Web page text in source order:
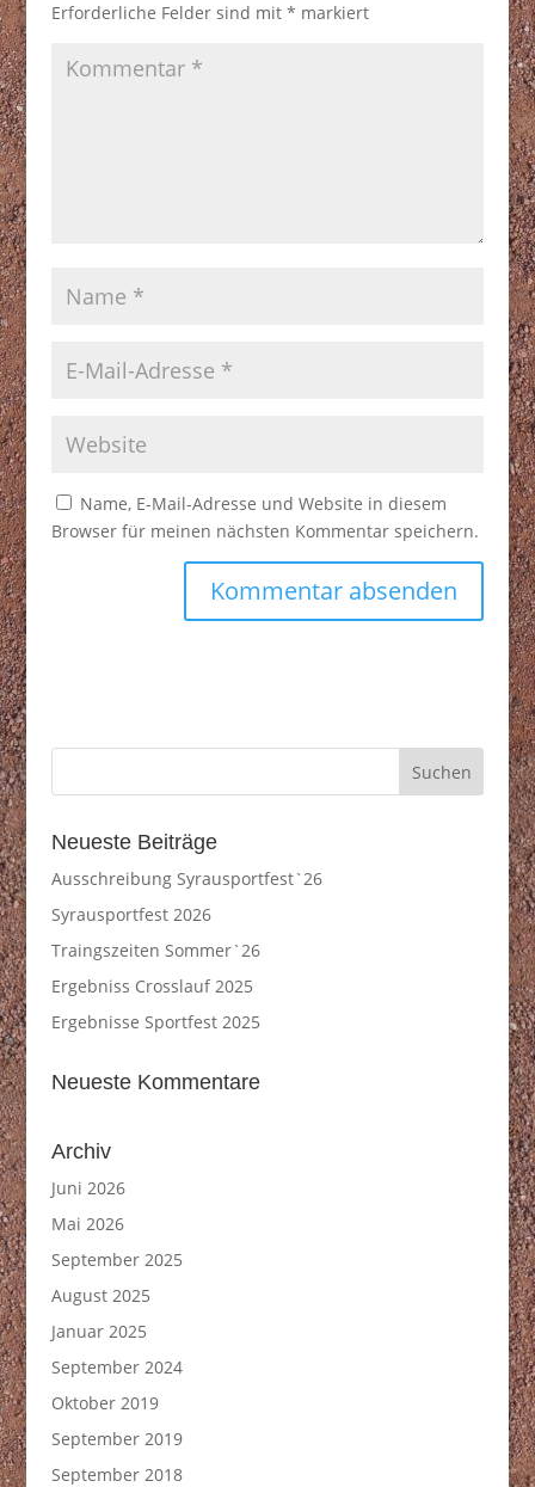
Erforderliche Felder sind mit * markiert
Name, E-Mail-Adresse und Website in diesem
Browser für meinen nächsten Kommentar speichern.
Neueste Beiträge
Ausschreibung Syrausportfest`26
Syrausportfest 2026
Traingszeiten Sommer`26
Ergebniss Crosslauf 2025
Ergebnisse Sportfest 2025
Neueste Kommentare
Archiv
Juni 2026
Mai 2026
September 2025
August 2025
Januar 2025
September 2024
Oktober 2019
September 2019
September 2018